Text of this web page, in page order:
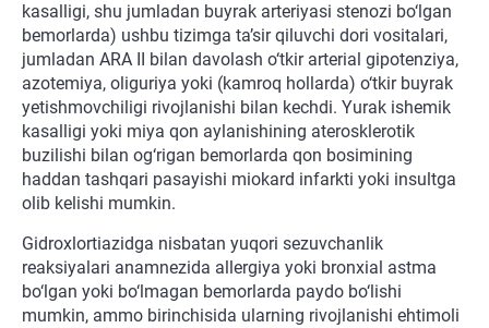
kasalligi, shu jumladan buyrak arteriyasi stenozi bo‘lgan
bemorlarda) ushbu tizimga ta’sir qiluvchi dori vositalari,
jumladan ARA II bilan davolash o‘tkir arterial gipotenziya,
azotemiya, oliguriya yoki (kamroq hollarda) o‘tkir buyrak
yetishmovchiligi rivojlanishi bilan kechdi. Yurak ishemik
kasalligi yoki miya qon aylanishining aterosklerotik
buzilishi bilan og‘rigan bemorlarda qon bosimining
haddan tashqari pasayishi miokard infarkti yoki insultga
olib kelishi mumkin.
Gidroxlortiazidga nisbatan yuqori sezuvchanlik
reaksiyalari anamnezida allergiya yoki bronxial astma
bo‘lgan yoki bo‘lmagan bemorlarda paydo bo‘lishi
mumkin, ammo birinchisida ularning rivojlanishi ehtimoli